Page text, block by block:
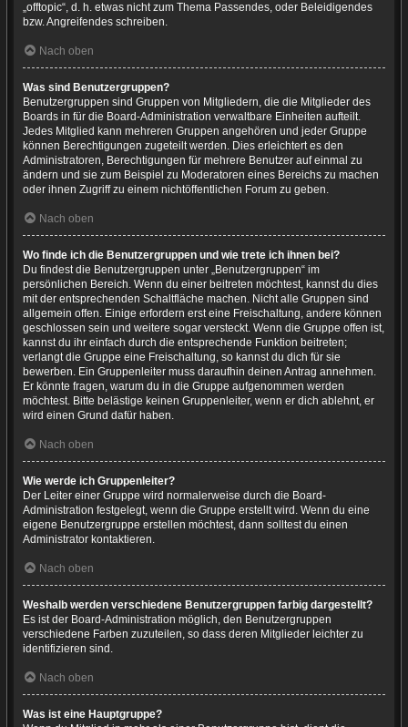
„offtopic“, d. h. etwas nicht zum Thema Passendes, oder Beleidigendes
bzw. Angreifendes schreiben.
Nach oben
Was sind Benutzergruppen?
Benutzergruppen sind Gruppen von Mitgliedern, die die Mitglieder des
Boards in für die Board-Administration verwaltbare Einheiten aufteilt.
Jedes Mitglied kann mehreren Gruppen angehören und jeder Gruppe
können Berechtigungen zugeteilt werden. Dies erleichtert es den
Administratoren, Berechtigungen für mehrere Benutzer auf einmal zu
ändern und sie zum Beispiel zu Moderatoren eines Bereichs zu machen
oder ihnen Zugriff zu einem nichtöffentlichen Forum zu geben.
Nach oben
Wo finde ich die Benutzergruppen und wie trete ich ihnen bei?
Du findest die Benutzergruppen unter „Benutzergruppen“ im
persönlichen Bereich. Wenn du einer beitreten möchtest, kannst du dies
mit der entsprechenden Schaltfläche machen. Nicht alle Gruppen sind
allgemein offen. Einige erfordern erst eine Freischaltung, andere können
geschlossen sein und weitere sogar versteckt. Wenn die Gruppe offen ist,
kannst du ihr einfach durch die entsprechende Funktion beitreten;
verlangt die Gruppe eine Freischaltung, so kannst du dich für sie
bewerben. Ein Gruppenleiter muss daraufhin deinen Antrag annehmen.
Er könnte fragen, warum du in die Gruppe aufgenommen werden
möchtest. Bitte belästige keinen Gruppenleiter, wenn er dich ablehnt, er
wird einen Grund dafür haben.
Nach oben
Wie werde ich Gruppenleiter?
Der Leiter einer Gruppe wird normalerweise durch die Board-
Administration festgelegt, wenn die Gruppe erstellt wird. Wenn du eine
eigene Benutzergruppe erstellen möchtest, dann solltest du einen
Administrator kontaktieren.
Nach oben
Weshalb werden verschiedene Benutzergruppen farbig dargestellt?
Es ist der Board-Administration möglich, den Benutzergruppen
verschiedene Farben zuzuteilen, so dass deren Mitglieder leichter zu
identifizieren sind.
Nach oben
Was ist eine Hauptgruppe?